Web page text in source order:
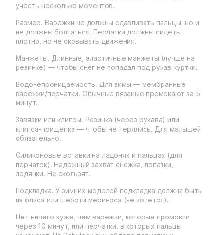
учесть несколько моментов.
Размер. Варежки не должны сдавливать пальцы, но и
не должны болтаться. Перчатки должны сидеть
плотно, но не сковывать движения.
Манжеты. Длинные, эластичные манжеты (лучше на
резинке) — чтобы снег не попадал под рукав куртки.
Водонепроницаемость. Для зимы — мембранные
варежки/перчатки. Обычные вязаные промокают за 5
минут.
Завязки или клипсы. Резинка (через рукава) или
клипса-прищепка — чтобы не терялись. Для малышей
обязательно.
Силиконовые вставки на ладонях и пальцах (для
перчаток). Надёжный захват снежка, лопатки,
ледянки. Не скользят.
Подкладка. У зимних моделей подкладка должна быть
из флиса или шерсти мериноса (не колется).
Нет ничего хуже, чем варежки, которые промокли
через 10 минут, или перчатки, в которых пальцы